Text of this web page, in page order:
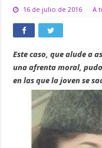
16 de julio de 2016 A
Este caso, que alude a
una afrenta moral,
en las que la joven se